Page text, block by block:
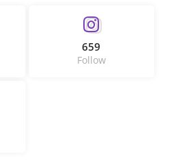
659
Follow